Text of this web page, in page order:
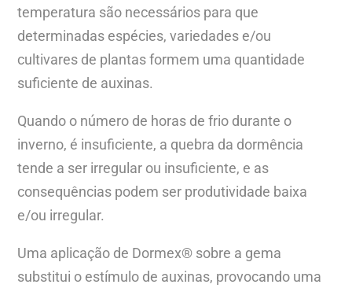
temperatura são necessários para que
determinadas espécies, variedades e/ou
cultivares de plantas formem uma quantidade
suficiente de auxinas.
Quando o número de horas de frio durante o
inverno, é insuficiente, a quebra da dormência
tende a ser irregular ou insuficiente, e as
consequências podem ser produtividade baixa
e/ou irregular.
Uma aplicação de Dormex® sobre a gema
substitui o estímulo de auxinas, provocando uma